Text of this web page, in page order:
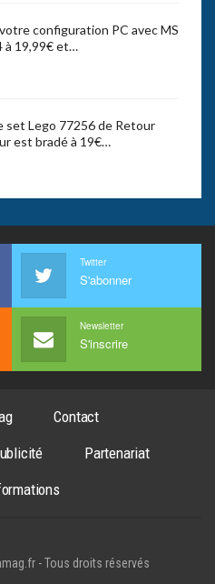
configuration PC avec MS
à 19,99€ et…
set Lego 77256 de Retour
est bradé à 19€…
Twitter
S'abonner
Newsletter
S'inscrire
Contact
Partenariat
- Tous droits réservés